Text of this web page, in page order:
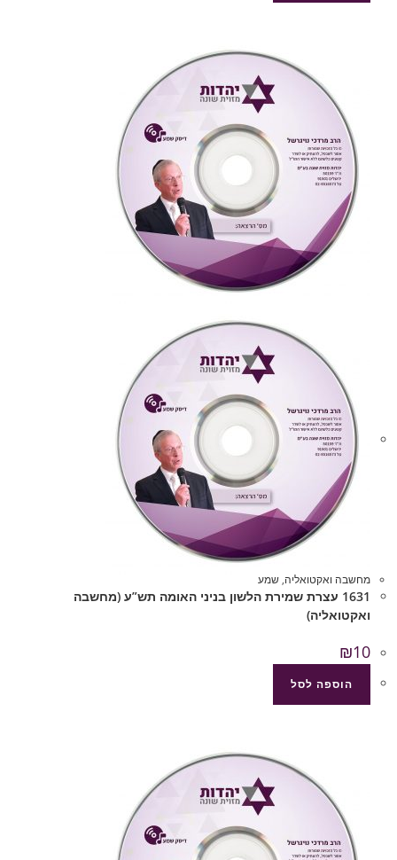
מחשבה ואקטואליה, שמע
1631 עצרת שמירת הלשון בניני האומה תש”ע (מחשבה
ואקטואליה)
₪10
הוספה לסל